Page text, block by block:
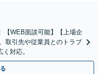
【WEB面談可能】【上場企
取引先や従業員とのトラブ
対応。